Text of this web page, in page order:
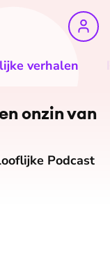
verhalen
onzin van
Podcast